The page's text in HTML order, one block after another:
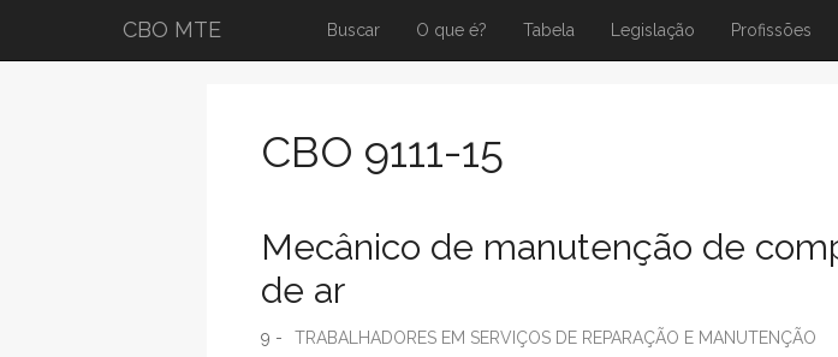
CBO MTE Buscar O que é? Tabela Legislação Profissões
CBO 9111-15
Mecânico de manutenção de
de ar
9 - TRABALHADORES EM SERVIÇOS DE REPARAÇÃO E MANUTENÇÃO